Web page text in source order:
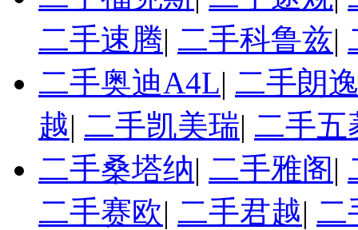
二手速腾| 二手科鲁兹|
二手奥迪A4L| 二手朗
越| 二手凯美瑞| 二手五
二手桑塔纳| 二手雅阁|
二手赛欧| 二手君越| 二